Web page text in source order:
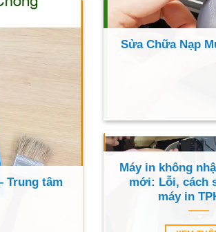
Trung tâm
Sửa Chữa Nạp
Máy in không
mới: Lỗi, cách
máy in